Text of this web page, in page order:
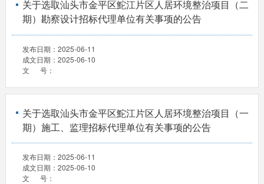
关于选取汕头市金平区鮀江片区人居环境整治项目（二
期）勘察设计招标代理单位有关事项的公告
发布日期： 2025-06-11
成文日期： 2025-06-10
文 号：
关于选取汕头市金平区鮀江片区人居环境整治项目（一
期）施工、监理招标代理单位有关事项的公告
发布日期： 2025-06-11
成文日期： 2025-06-10
文 号：